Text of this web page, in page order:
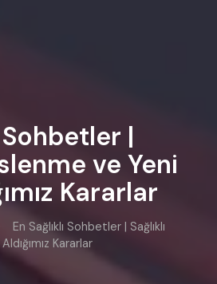
Sohbetler |
ve Yeni
Kararlar
En Sağlıklı Sohbetler | Sağlıklı
Kararlar